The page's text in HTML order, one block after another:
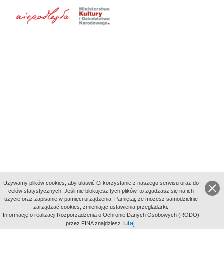
aktywności
Uzywamy plików cookies, aby ułatwić Ci korzystanie z naszego serwisu oraz do
celów statystycznych. Jeśli nie blokujesz tych plików, to zgadzasz się na ich
użycie oraz zapisanie w pamięci urządzenia. Pamiętaj, że możesz samodzielnie
zarządzać cookies, zmieniając ustawienia przeglądarki.
Informację o realizacji Rozporządzenia o Ochronie Danych Osobowych (RODO)
przez FINA znajdziesz tutaj